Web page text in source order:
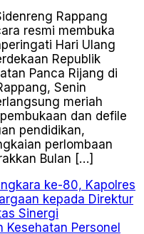
Rappang
resmi membuka
Hari Ulang
Republik
Panca Rijang di
Senin
meriah
dan defile
pendidikan,
perlombaan
Bulan […]